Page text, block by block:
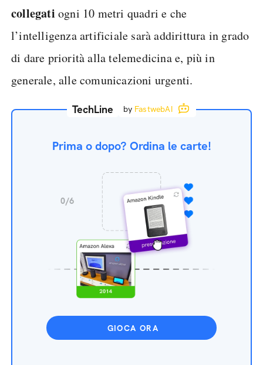
collegati ogni 10 metri quadri e che
l’intelligenza artificiale sarà addirittura in grado
di dare priorità alla telemedicina e, più in
generale, alle comunicazioni urgenti.
TechLine by FastwebAI
Prima o dopo? Ordina le carte!
GIOCA ORA